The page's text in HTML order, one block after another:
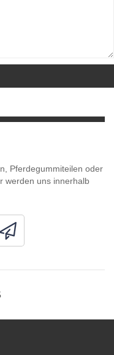
Pferdegummiteilen oder
werden uns innerhalb